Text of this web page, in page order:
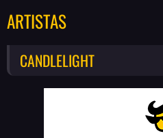
ARTISTAS
CANDLELIGHT